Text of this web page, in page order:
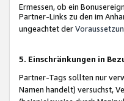
Ermessen, ob ein
Partner-Links zu den im
ungeachtet der
5. Einschränkungen in
Partner-Tags sollten nur
Namen handelt) versuchst,